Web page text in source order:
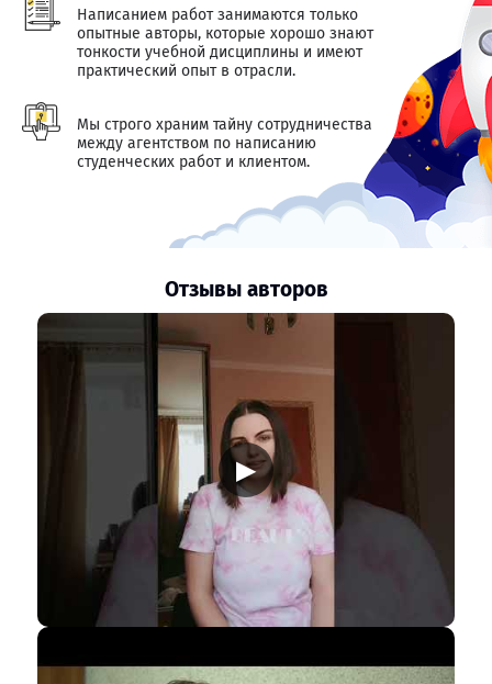
Написанием работ занимаются только
опытные авторы, которые хорошо знают
тонкости учебной дисциплины и имеют
практический опыт в отрасли.
Мы строго храним тайну сотрудничества
между агентством по написанию
студенческих работ и клиентом.
Отзывы авторов
▶